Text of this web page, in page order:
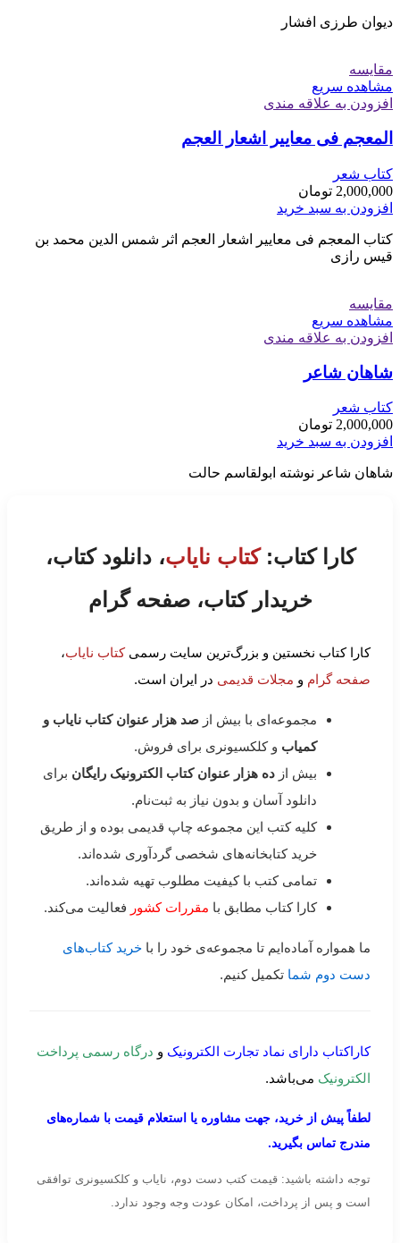
دیوان طرزی افشار
مقایسه
مشاهده سریع
افزودن به علاقه مندی
المعجم فی معاییر اشعار العجم
کتاب شعر
2,000,000 تومان
افزودن به سبد خرید
کتاب المعجم فی معاییر اشعار العجم اثر شمس الدین محمد بن
قیس رازی
مقایسه
مشاهده سریع
افزودن به علاقه مندی
شاهان شاعر
کتاب شعر
2,000,000 تومان
افزودن به سبد خرید
شاهان شاعر نوشته ابولقاسم حالت
کارا کتاب:کتاب نایاب، دانلود کتاب،
خریدار کتاب، صفحه گرام
کارا کتاب نخستین و بزرگ‌ترین سایت رسمیکتاب نایاب،
صفحه گرام و مجلات قدیمی در ایران است.
مجموعه‌ای با بیش از صد هزار عنوان کتاب نایاب و
کمیاب و کلکسیونری برای فروش.
بیش از ده هزار عنوان کتاب الکترونیک رایگان برای
دانلود آسان و بدون نیاز به ثبت‌نام.
کلیه کتب این مجموعه چاپ قدیمی بوده و از طریق
خرید کتابخانه‌های شخصی گردآوری شده‌اند.
تمامی کتب با کیفیت مطلوب تهیه شده‌اند.
کارا کتاب مطابق با مقررات کشور فعالیت می‌کند.
ما همواره آماده‌ایم تا مجموعه‌ی خود را با خرید کتاب‌های
دست دوم شما تکمیل کنیم.
کاراکتاب دارای نماد تجارت الکترونیک و درگاه رسمی پرداخت
الکترونیک می‌باشد.
لطفاً پیش از خرید، جهت مشاوره یا استعلام قیمت با شماره‌های
مندرج تماس بگیرید.
توجه داشته باشید: قیمت کتب دست دوم، نایاب و کلکسیونری توافقی
است و پس از پرداخت، امکان عودت وجه وجود ندارد.